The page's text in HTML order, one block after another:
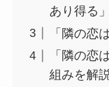
あり得る」
「隣の恋
「隣の恋
組みを解